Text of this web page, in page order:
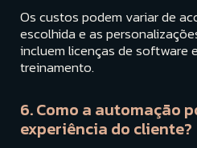
Os custos podem variar de
escolhida e as
incluem licenças de software
treinamento.
6. Como a automação
experiência do cliente?